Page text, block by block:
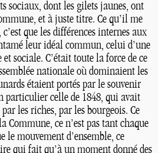
sociaux, dont les gilets jaunes, ont
et à juste titre. Ce qu’il me
que les différences internes aux
leur idéal commun, celui d’une
sociale. C’était toute la force de ce
nationale où dominaient les
étaient portés par le souvenir
particulier celle de 1848, qui avait
les riches, par les bourgeois. Ce
Commune, ce n’est pas tant chaque
le mouvement d’ensemble, ce